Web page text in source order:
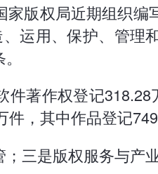
版权局近期组织
运用、保护、管理
著作权登记
，其中作品登记
三是版权服务与产